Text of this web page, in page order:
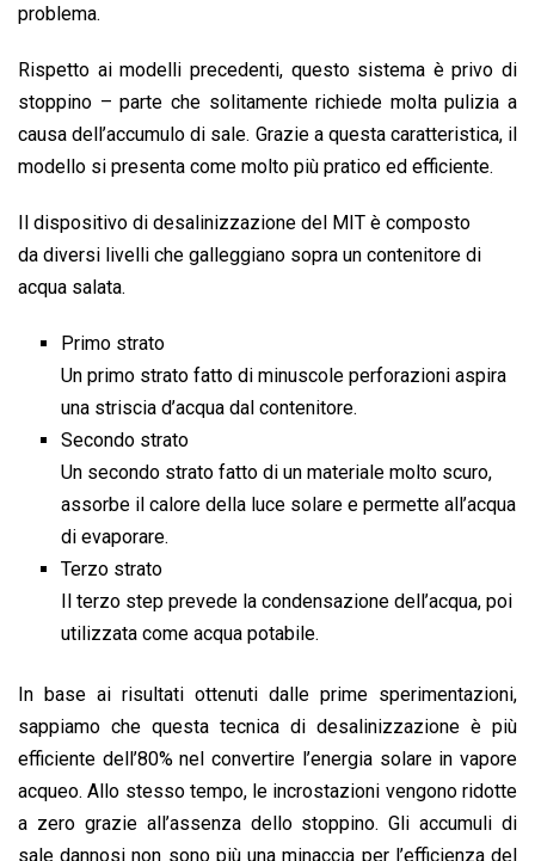
problema.
Rispetto ai modelli precedenti, questo sistema è privo di
stoppino – parte che solitamente richiede molta pulizia a
causa dell’accumulo di sale. Grazie a questa caratteristica, il
modello si presenta come molto più pratico ed efficiente.
Il dispositivo di desalinizzazione del MIT è composto
da diversi livelli che galleggiano sopra un contenitore di
acqua salata.
Primo strato
Un primo strato fatto di minuscole perforazioni aspira
una striscia d’acqua dal contenitore.
Secondo strato
Un secondo strato fatto di un materiale molto scuro,
assorbe il calore della luce solare e permette all’acqua
di evaporare.
Terzo strato
Il terzo step prevede la condensazione dell’acqua, poi
utilizzata come acqua potabile.
In base ai risultati ottenuti dalle prime sperimentazioni,
sappiamo che questa tecnica di desalinizzazione è più
efficiente dell’80% nel convertire l’energia solare in vapore
acqueo. Allo stesso tempo, le incrostazioni vengono ridotte
a zero grazie all’assenza dello stoppino. Gli accumuli di
sale dannosi non sono più una minaccia per l’efficienza del